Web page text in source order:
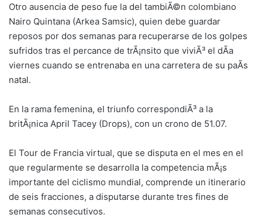
Otro ausencia de peso fue la del tambiÃ©n colombiano
Nairo Quintana (Arkea Samsic), quien debe guardar
reposos por dos semanas para recuperarse de los golpes
sufridos tras el percance de trÃ¡nsito que viviÃ³ el dÃ­a
viernes cuando se entrenaba en una carretera de su paÃ­s
natal.
En la rama femenina, el triunfo correspondiÃ³ a la
britÃ¡nica April Tacey (Drops), con un crono de 51.07.
El Tour de Francia virtual, que se disputa en el mes en el
que regularmente se desarrolla la competencia mÃ¡s
importante del ciclismo mundial, comprende un itinerario
de seis fracciones, a disputarse durante tres fines de
semanas consecutivos.